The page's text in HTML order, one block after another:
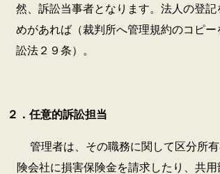
然、訴訟当事者となります。法人の登
めがあれば（裁判所へ管理規約のコピ
訟法２９条）。
２．任意的訴訟担当
管理者は、その職務に関して区分所有者
険会社に損害保険金を請求したり、共